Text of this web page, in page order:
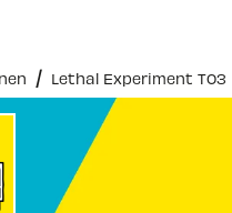
/ Lethal Experiment T03